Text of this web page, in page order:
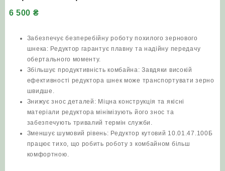
6 500 ₴
Забезпечує безперебійну роботу похилого зернового
шнека: Редуктор гарантує плавну та надійну передачу
обертального моменту.
Збільшує продуктивність комбайна: Завдяки високій
ефективності редуктора шнек може транспортувати зерно
швидше.
Знижує знос деталей: Міцна конструкція та якісні
матеріали редуктора мінімізують його знос та
забезпечують тривалий термін служби.
Зменшує шумовий рівень: Редуктор кутовий 10.01.47.100Б
працює тихо, що робить роботу з комбайном більш
комфортною.